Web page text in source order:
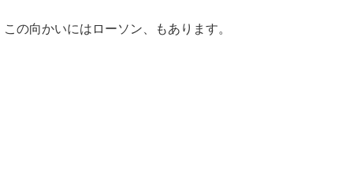
この向かいにはローソン、もあります。